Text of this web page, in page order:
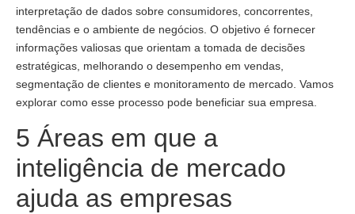
interpretação de dados sobre consumidores, concorrentes,
tendências e o ambiente de negócios. O objetivo é fornecer
informações valiosas que orientam a tomada de decisões
estratégicas, melhorando o desempenho em vendas,
segmentação de clientes e monitoramento de mercado. Vamos
explorar como esse processo pode beneficiar sua empresa.
5 Áreas em que a
inteligência de mercado
ajuda as empresas